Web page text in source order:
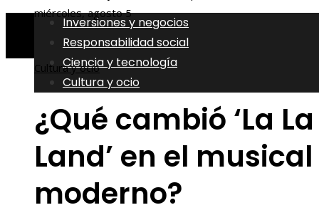
miércoles, agosto 5
Inversiones y negocios
Responsabilidad social
Ciencia y tecnología
Cultura y ocio
Cultura y ocio
¿Qué cambió ‘La La
Land’ en el musical
moderno?